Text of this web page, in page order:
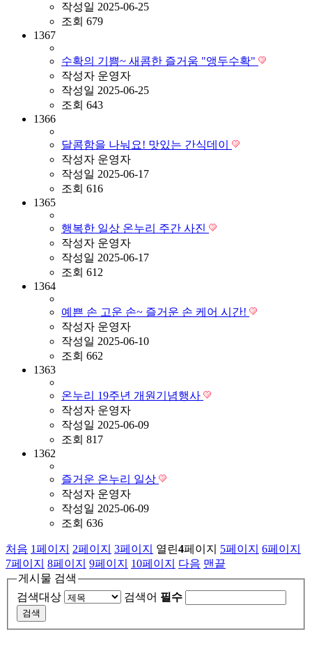
작성일 2025-06-25
조회 679
1367
수확의 기쁨~ 새콤한 즐거움 "앵두수확"
작성자 운영자
작성일 2025-06-25
조회 643
1366
달콤함을 나눠요! 맛있는 간식데이
작성자 운영자
작성일 2025-06-17
조회 616
1365
행복한 일상 온누리 주간 사진
작성자 운영자
작성일 2025-06-17
조회 612
1364
예쁜 손 고운 손~ 즐거운 손 케어 시간!
작성자 운영자
작성일 2025-06-10
조회 662
1363
온누리 19주년 개원기념행사
작성자 운영자
작성일 2025-06-09
조회 817
1362
즐거운 온누리 일상
작성자 운영자
작성일 2025-06-09
조회 636
처음 1페이지 2페이지 3페이지 열린4페이지 5페이지 6페이지
7페이지 8페이지 9페이지 10페이지 다음 맨끝
게시물 검색
검색대상
검색어 필수